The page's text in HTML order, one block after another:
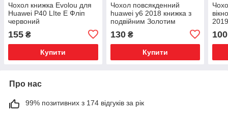
Чохол книжка Evolou для
Huawei P40 LIte E Фліп
червоний
155 ₴
Купити
Чохол повсякденний
huawei y6 2018 книжка з
подвійним Золотим
130₴
Купити
100
Про нас
99% позитивних з 174 відгуків за рік